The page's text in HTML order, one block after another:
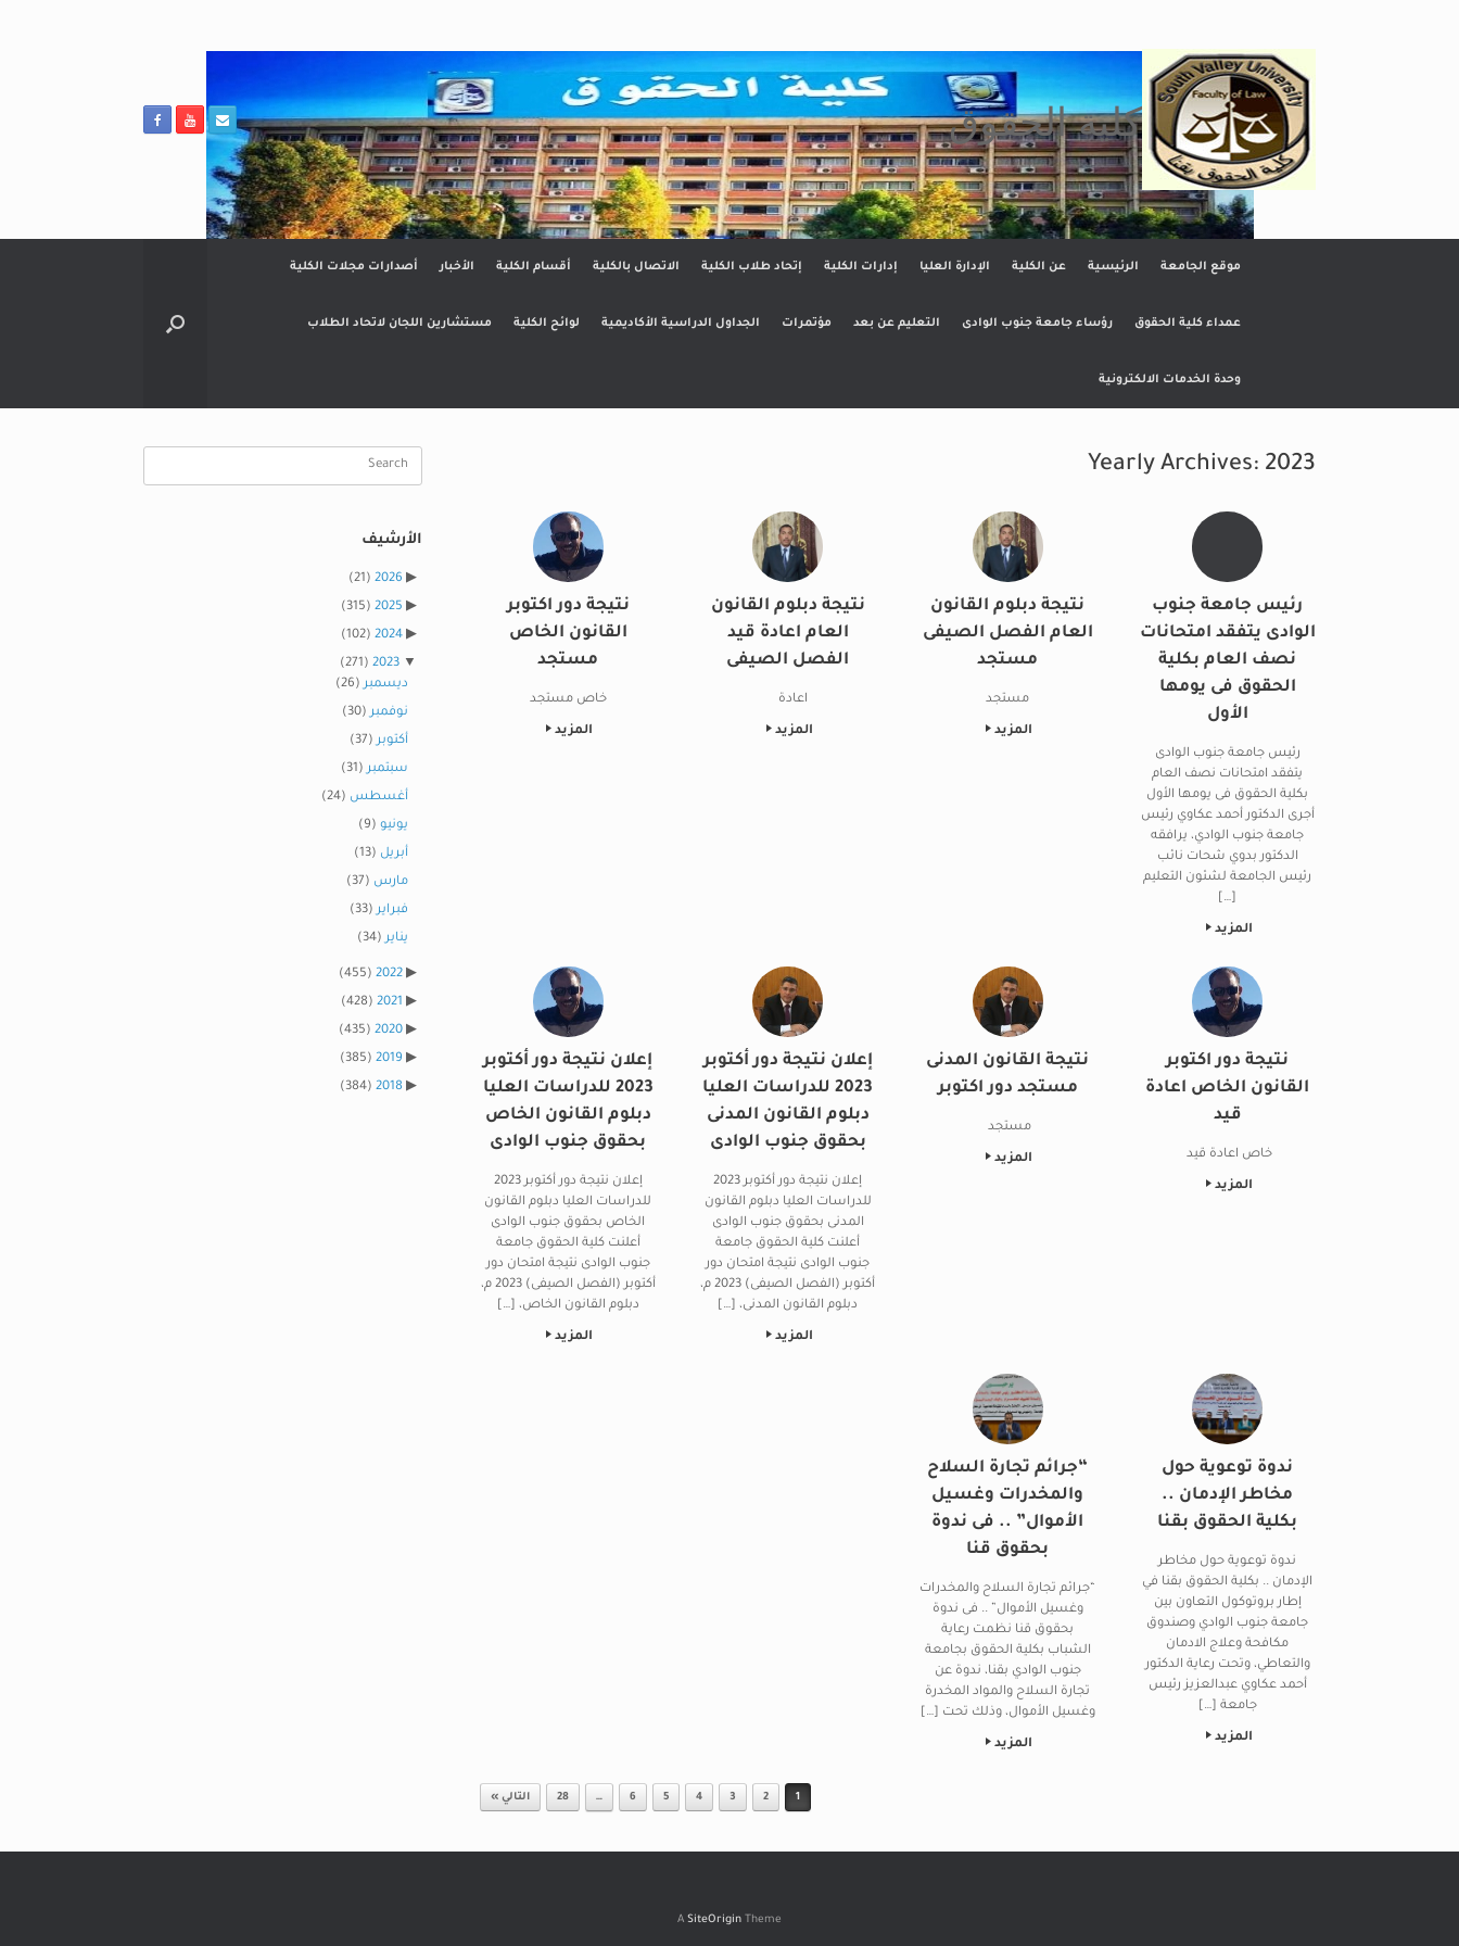
كلية الحقوق
موقع الجامعة الرئيسية عن الكلية الإدارة العليا إدارات الكلية إتحاد طلاب الكلية الاتصال بالكلية أقسام الكلية الأخبار أصدارات مجلات الكلية
عمداء كلية الحقوق رؤساء جامعة جنوب الوادى التعليم عن بعد مؤتمرات الجداول الدراسية الأكاديمية لوائح الكلية مستشارين اللجان لاتحاد الطلاب
وحدة الخدمات الالكترونية
Yearly Archives: 2023
رئيس جامعة جنوب
الوادى يتفقد امتحانات
نصف العام بكلية
الحقوق فى يومها
الأول
رئيس جامعة جنوب الوادى
يتفقد امتحانات نصف العام
بكلية الحقوق فى يومها الأول
أجرى الدكتور أحمد عكاوي رئيس
جامعة جنوب الوادي، يرافقه
الدكتور بدوي شحات نائب
رئيس الجامعة لشئون التعليم
[…]
المزيد
نتيجة دبلوم القانون
العام الفصل الصيفى
مستجد
مستجد
المزيد
نتيجة دبلوم القانون
العام اعادة قيد
الفصل الصيفى
اعادة
المزيد
نتيجة دور اكتوبر
القانون الخاص
مستجد
خاص مستجد
المزيد
نتيجة دور اكتوبر
القانون الخاص اعادة
قيد
خاص اعادة قيد
المزيد
نتيجة القانون المدنى
مستجد دور اكتوبر
مستجد
المزيد
إعلان نتيجة دور أكتوبر
2023 للدراسات العليا
دبلوم القانون المدنى
بحقوق جنوب الوادى
إعلان نتيجة دور أكتوبر 2023
للدراسات العليا دبلوم القانون
المدنى بحقوق جنوب الوادى
أعلنت كلية الحقوق جامعة
جنوب الوادى نتيجة امتحان دور
أكتوبر (الفصل الصيفى) 2023 م،
دبلوم القانون المدنى، […]
المزيد
إعلان نتيجة دور أكتوبر
2023 للدراسات العليا
دبلوم القانون الخاص
بحقوق جنوب الوادى
إعلان نتيجة دور أكتوبر 2023
للدراسات العليا دبلوم القانون
الخاص بحقوق جنوب الوادى
أعلنت كلية الحقوق جامعة
جنوب الوادى نتيجة امتحان دور
أكتوبر (الفصل الصيفى) 2023 م،
دبلوم القانون الخاص، […]
المزيد
ندوة توعوية حول
مخاطر الإدمان ..
بكلية الحقوق بقنا
ندوة توعوية حول مخاطر
الإدمان .. بكلية الحقوق بقنا في
إطار بروتوكول التعاون بين
جامعة جنوب الوادي وصندوق
مكافحة وعلاج الادمان
والتعاطي، وتحت رعاية الدكتور
أحمد عكاوي عبدالعزيز رئيس
جامعة […]
المزيد
“جرائم تجارة السلاح
والمخدرات وغسيل
الأموال” .. فى ندوة
بحقوق قنا
“جرائم تجارة السلاح والمخدرات
وغسيل الأموال” .. فى ندوة
بحقوق قنا نظمت رعاية
الشباب بكلية الحقوق بجامعة
جنوب الوادي بقنا، ندوة عن
تجارة السلاح والمواد المخدرة
وغسيل الأموال، وذلك تحت […]
المزيد
1
2
3
4
5
6
…
28 التالي »
Search
الأرشيف
2026
(21)
2025
(315)
2024
(102)
2023
(271)
ديسمبر(26)
نوفمبر(30)
أكتوبر(37)
سبتمبر(31)
أغسطس (24)
يونيو (9)
أبريل (13)
مارس (37)
فبراير(33)
يناير(34)
2022
(455)
2021
(428)
2020
(435)
2019
(385)
2018
(384)
A SiteOrigin Theme